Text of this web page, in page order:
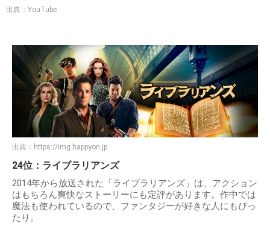
出典：YouTube
出典： https://img.happyon.jp
24位：ライブラリアンズ
2014年から放送された「ライブラリアンズ」は、アクション
はもちろん爽快なストーリーにも定評があります。作中では
魔法も使われているので、ファンタジーが好きな人にもぴっ
たり。